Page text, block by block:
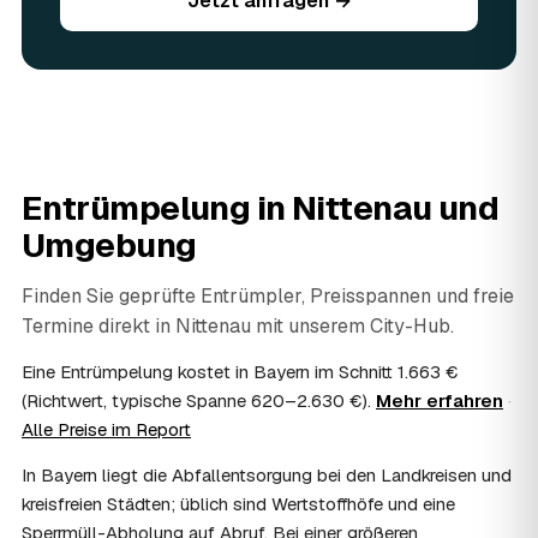
Sie vorhandene Wertsachen einfach in der Anfrage an.
AWL Zentrum vermittelt nur die Entrümpler und ersetzt
keine Steuerberatung — die konkrete Anrechnung klären
Sie mit Ihrem Finanzamt oder Steuerberater.
Kosten?
Im Einzelfall ist das möglich — etwa bei einer
Wohnungsauflösung im Rahmen von Sozialhilfe oder
einem vom Amt veranlassten Umzug. Wichtig: Den Antrag
stellen Sie vor Auftragserteilung beim zuständigen Amt
und holen die Kostenübernahme schriftlich ein. AWL
über die Kostenübernahme.
08 Bekomme ich einen Entsorgungsnachweis?
Entrümpelung in Nittenau und
Umgebung
Finden Sie geprüfte Entrümpler, Preisspannen und freie
Termine direkt in Nittenau mit unserem City-Hub.
Eine Entrümpelung kostet in Bayern im Schnitt 1.663 €
(Richtwert, typische Spanne 620–2.630 €). Mehr erfahren ·
Alle Preise im Report
In Bayern liegt die Abfallentsorgung bei den Landkreisen und
kreisfreien Städten; üblich sind Wertstoffhöfe und eine
Sperrmüll-Abholung auf Abruf. Bei einer größeren